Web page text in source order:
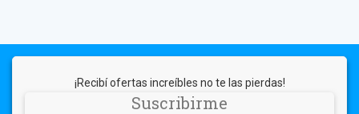
¡Recibí ofertas increíbles no te las pierdas!
Suscribirme